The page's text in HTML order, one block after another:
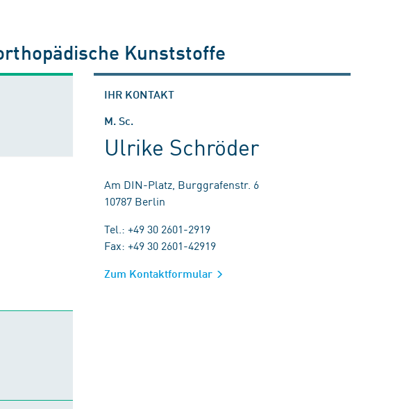
Kunststoffe
IHR KONTAKT
M. Sc.
Ulrike Schröder
Am DIN-Platz, Burggrafenstr. 6
10787 Berlin
Tel.: +49 30 2601-2919
Fax: +49 30 2601-42919
Zum Kontaktformular